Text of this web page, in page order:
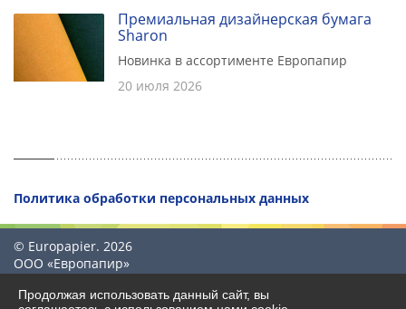
Премиальная дизайнерская бумага
Sharon
Новинка в ассортименте Европапир
20 июля 2026
Политика обработки персональных данных
© Europapier. 2026
ООО «Европапир»
Продолжая использовать данный сайт, вы